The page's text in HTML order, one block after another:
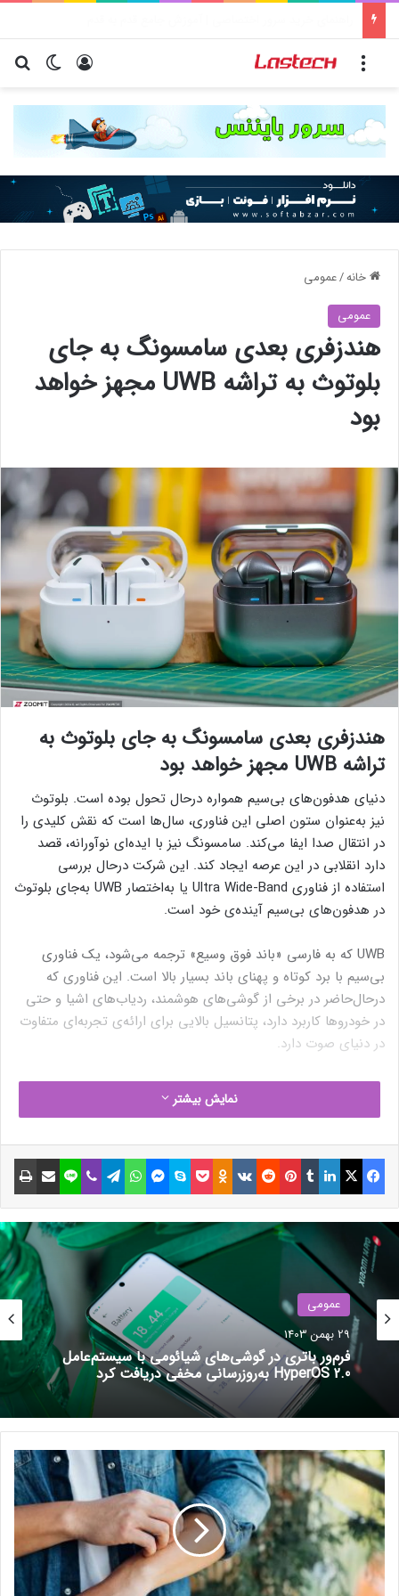
تغییر ورود
خانه/عمومی
عمومی
هندزفری بعدی سامسونگ به جای
بلوتوث به تراشه UWB مجهز خواهد
بود
هندزفری بعدی سامسونگ به جای بلوتوث به
تراشه UWB مجهز خواهد بود
دنیای هدفون‌های بی‌سیم همواره درحال تحول بوده است. بلوتوث
نیز به‌عنوان ستون اصلی این فناوری، سال‌ها است که نقش کلیدی را
در انتقال صدا ایفا می‌کند. سامسونگ نیز با ایده‌ای نوآورانه، قصد
دارد انقلابی در این عرصه ایجاد کند. این شرکت درحال بررسی
استفاده از فناوری Ultra Wide-Band یا به‌اختصار UWB به‌جای بلوتوث
در هدفون‌های بی‌سیم آینده‌ی خود است.
UWB که به فارسی «باند فوق وسیع» ترجمه می‌شود، یک فناوری
بی‌سیم با برد کوتاه و پهنای باند بسیار بالا است. این فناوری که
درحال‌حاضر در برخی از گوشی‌های هوشمند، ردیاب‌های اشیا و حتی
در خودروها کاربرد دارد، پتانسیل بالایی برای ارائه‌ی تجربه‌ای متفاوت
در دنیای صوت دارد.
بر اساس پتنت ثبت‌شده‌ی سامسونگ در دفتر ثبت اختراعات و علائم
تجاری ایالات متحده، هدفون‌های بی‌سیم سامسونگ در ابتدا از طریق
ارتباط اولیه، انتقال صدا به فناوری UWB تغییر می‌کند.
فناوری موردبحث می‌تواند بهبود قابل‌توجهی در کیفیت صدا، کاهش
تأخیر و افزایش سرعت انتقال داده داشته باشد. به گفته سامسونگ،
فناوری UWB می‌تواند سرعت انتقال داده تا ۲۰ مگابیت‌بر‌ثانیه را
فراهم کند که امکان پخش فایل‌های صوتی با کیفیت بالا و بدون
افت کیفیت را فراهم می‌کند.
نوشته های مشابه
(بدون عنوان)
اپل توجه بیشتری به ویتنام نشان
می‌دهد
29 فروردین 1403
یکی از مزایای اصلی UWB، کاهش تداخل با سایر دستگاه‌های
نمایش بیشتر
فیسبوک ایکس لینکداین تامبلر پینتریست Reddit
VKontakte
Odnoklassniki پاکت اسکایپ مسنجر واتس آپ تلگرام وایبر لاین اشتراک گذاری با ایمیل
عمومی
29 بهمن 1403
فرم‌ور باتری در گوشی‌های شیائومی با سیستم‌عامل
HyperOS 2.0 به‌روزرسانی مخفی دریافت کرد
عمومی
29 بهمن 1403
بیشتر مواد با حرارت‌دادن نرم می‌شوند؛ پس چرا تخم
مرغ سفت می‌شود؟
خ
ا
ر
ا
ن
د
ن
پ